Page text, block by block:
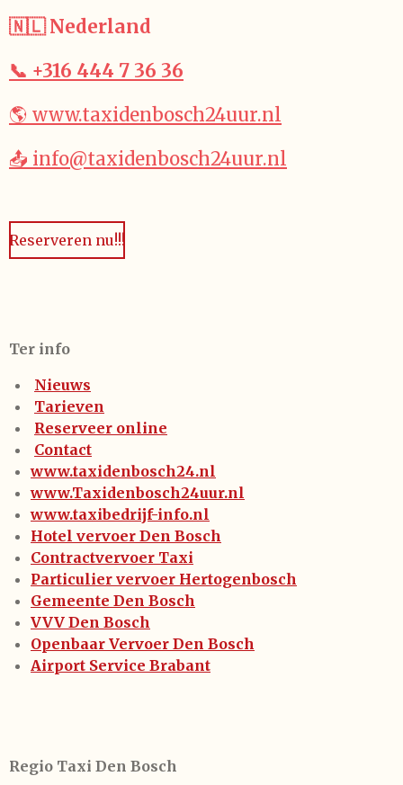
🇳🇱 Nederland
📞 +316 444 7 36 36
🌎 www.taxidenbosch24uur.nl
📤 info@taxidenbosch24uur.nl
Reserveren nu!!!
Ter info
Nieuws
Tarieven
Reserveer online
Contact
www.taxidenbosch24.nl
www.Taxidenbosch24uur.nl
www.taxibedrijf-info.nl
Hotel vervoer Den Bosch
Contractvervoer Taxi
Particulier vervoer Hertogenbosch
Gemeente Den Bosch
VVV Den Bosch
Openbaar Vervoer Den Bosch
Airport Service Brabant
Regio Taxi Den Bosch